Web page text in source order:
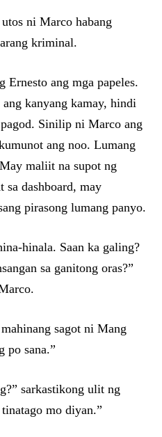
ni Marco habang
kriminal.
ang mga papeles.
kanyang kamay, hindi
Sinilip ni Marco ang
ang noo. Lumang
maliit na supot ng
sa dashboard, may
pirasong lumang panyo.
hinala. Saan ka galing?
sa ganitong oras?”
sagot ni Mang
po sana.”
sarkastikong ulit ng
mo diyan.”